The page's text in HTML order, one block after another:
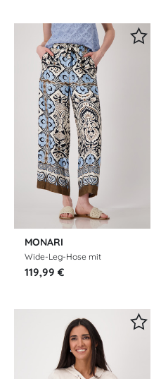
MONARI
Wide-Leg-Hose mit
Ornamentmuster
119,99 €